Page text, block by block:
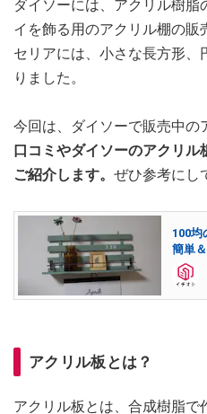
ダイソーには、アクリル樹脂
イを飾る用のアクリル棚の販
セリアには、小さな長方形、
りました。
今回は、ダイソーで販売中の
口コミやダイソーのアクリル
ご紹介します。 ぜひ参考にし
100均
簡単
アクリル板とは？
アクリル板とは、合成樹脂で